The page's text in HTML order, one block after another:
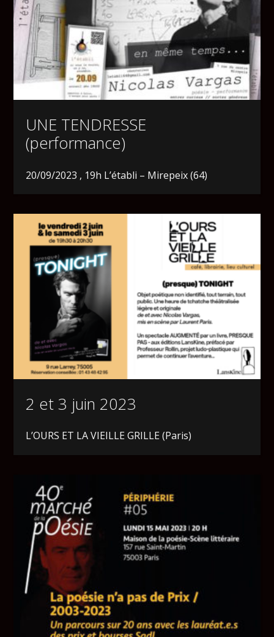
UNE TENDRESSE
(performance)
20/09/2023 , 19h L’établi – Mirepeix (64)
2 et 3 juin 2023
L’OURS ET LA VIEILLE GRILLE (Paris)